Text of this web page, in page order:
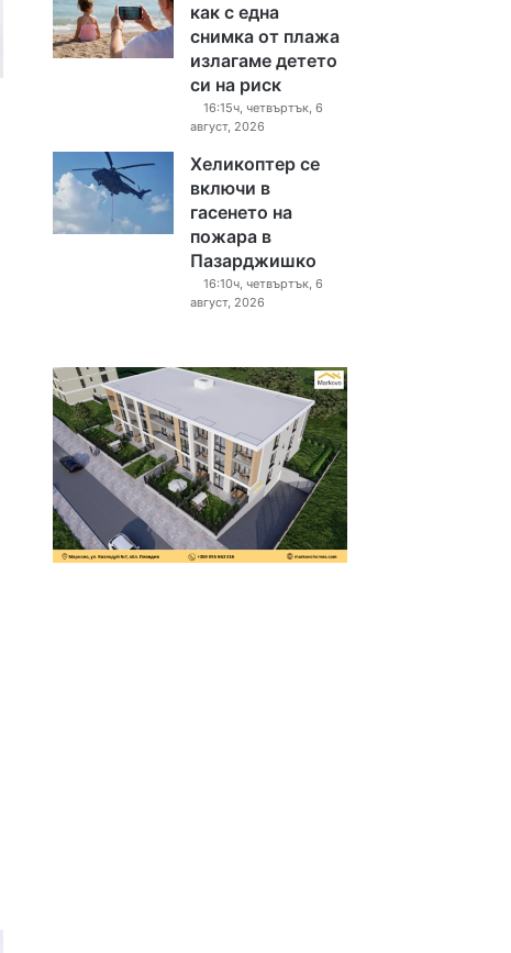
как с една
снимка от плажа
излагаме детето
си на риск
16:15ч, четвъртък, 6
август, 2026
Хеликоптер се
включи в
гасенето на
пожара в
Пазарджишко
16:10ч, четвъртък, 6
август, 2026